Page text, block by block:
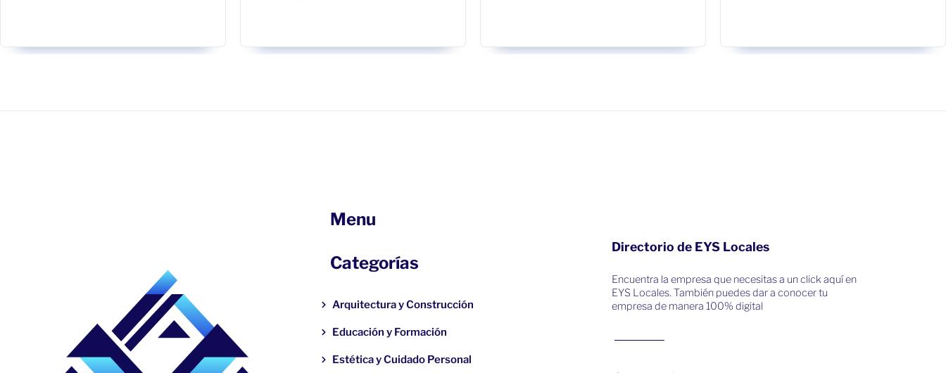
Menu
Categorías
Arquitectura y Construcción
Educación y Formación
Estética y Cuidado Personal
Directorio de EYS Locales
Encuentra la empresa que necesitas a un click aquí en
EYS Locales. También puedes dar a conocer tu
empresa de manera 100% digital